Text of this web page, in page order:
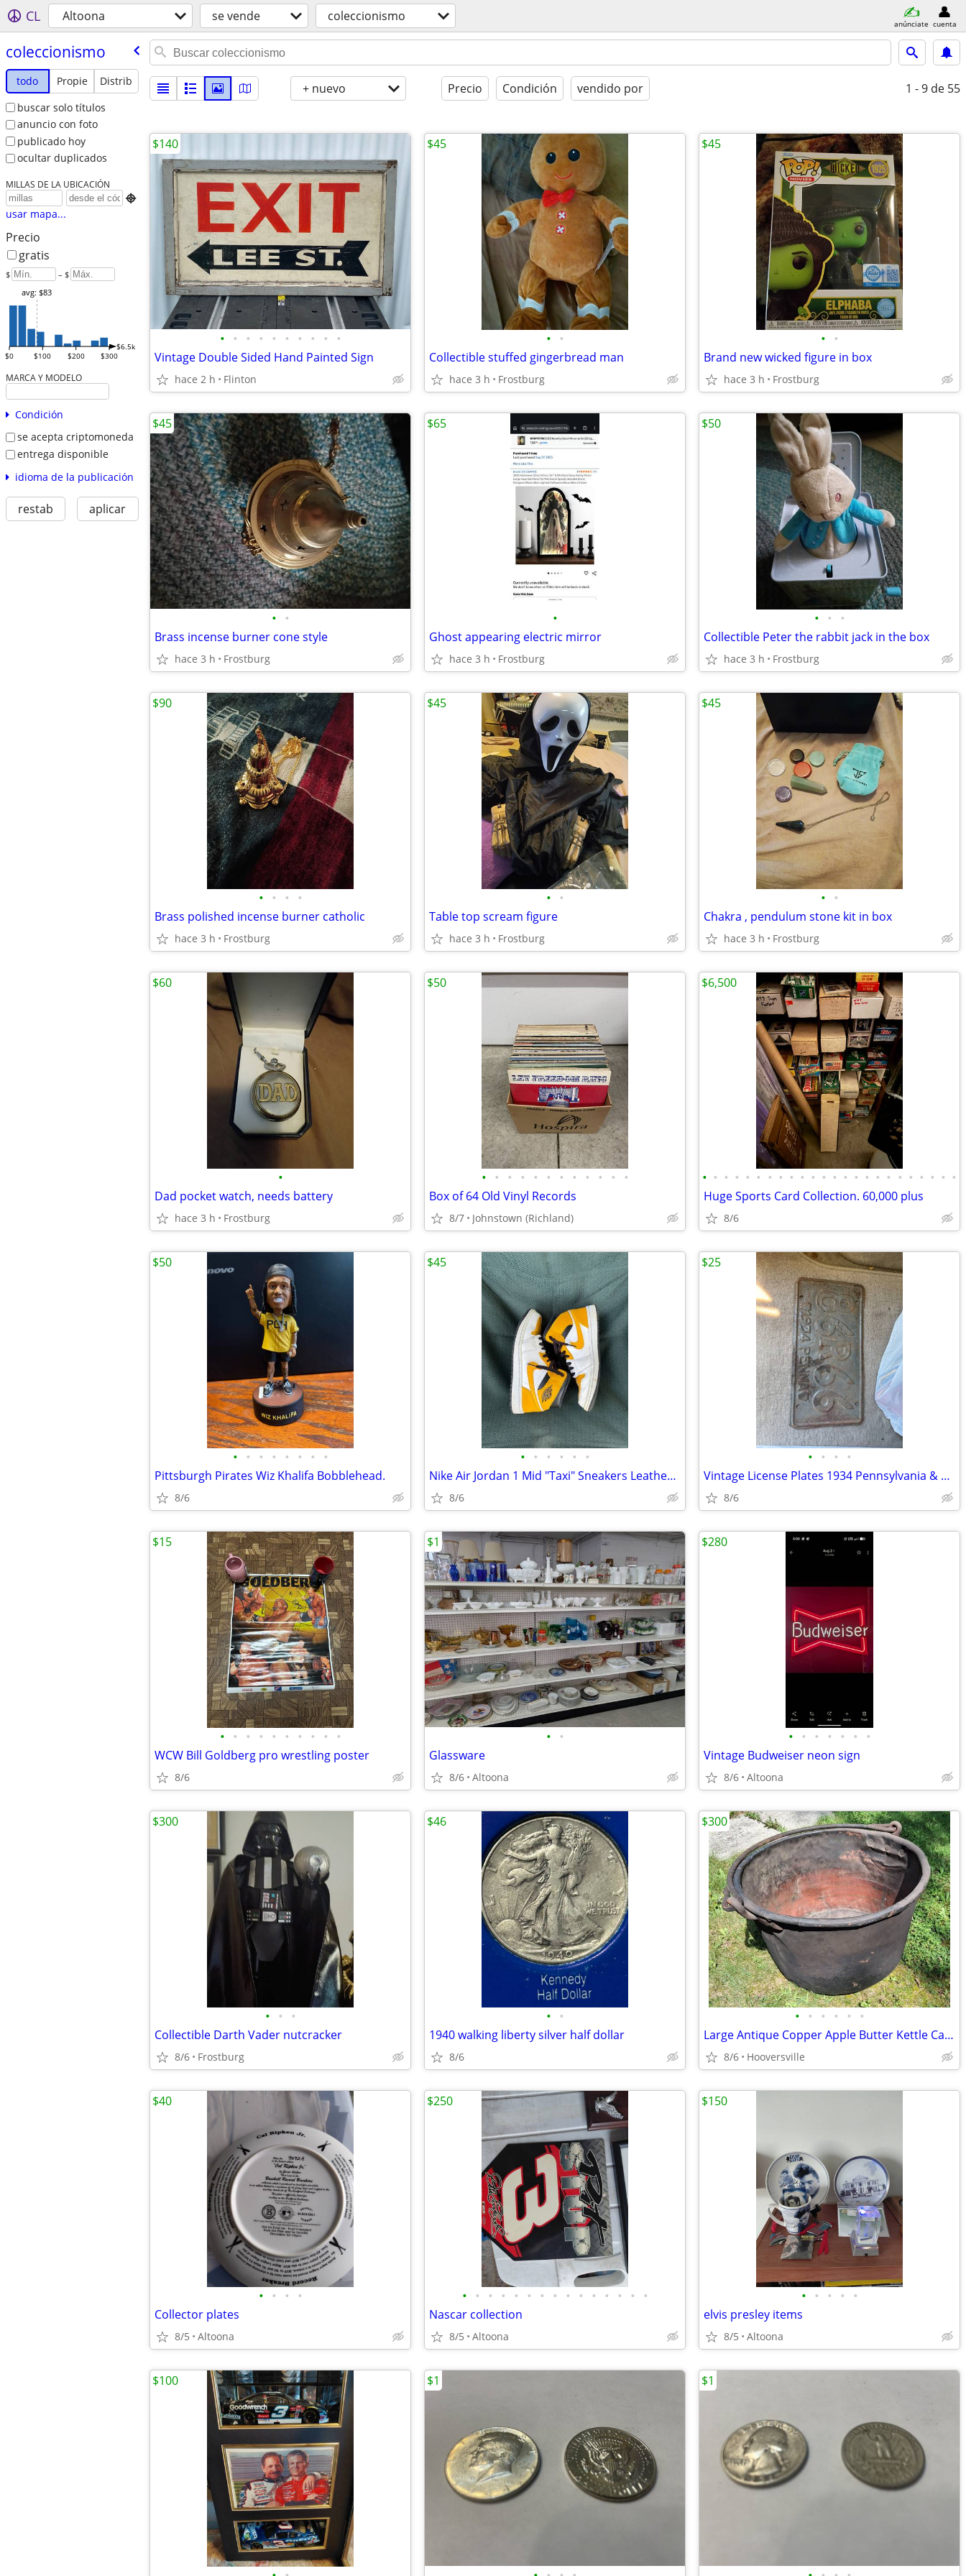
CL Altoona se vende coleccionismo anúnciate cuenta
coleccionismo
todo Propie
Distrib
buscar solo títulos
anuncio con foto
publicado hoy
ocultar duplicados
MILLAS DE LA UBICACIÓN

usar mapa...
Precio
gratis
$ – $
$0 $100 $200 $300
$6.5k
avg: $83
MARCA Y MODELO
Condición
se acepta criptomoneda
entrega disponible
idioma de la publicación
restab aplicar
+ nuevo Precio Condición vendido por 1 - 9 de 55
• • • • • • • • • •
Vintage Double Sided Hand Painted Sign
hace 2 h Flinton
$140
• •
Collectible stuffed gingerbread man
hace 3 h Frostburg
$45
• •
Brand new wicked figure in box
hace 3 h Frostburg
$45
• •
Brass incense burner cone style
hace 3 h Frostburg
$45
•
Ghost appearing electric mirror
hace 3 h Frostburg
$65
• • •
Collectible Peter the rabbit jack in the box
hace 3 h Frostburg
$50
• • • •
Brass polished incense burner catholic
hace 3 h Frostburg
$90
• •
Table top scream figure
hace 3 h Frostburg
$45
• •
Chakra , pendulum stone kit in box
hace 3 h Frostburg
$45
•
Dad pocket watch, needs battery
hace 3 h Frostburg
$60
• • • • • • • • • • • •
Box of 64 Old Vinyl Records
8/7 Johnstown (Richland)
$50
• • • • • • • • • • • • • • • • • • • • • • • •
Huge Sports Card Collection. 60,000 plus
8/6
$6,500
• • • • • • • •
Pittsburgh Pirates Wiz Khalifa Bobblehead.
8/6
$50
• • • • • •
Nike Air Jordan 1 Mid "Taxi" Sneakers Leather. Size 8 Mid Top. Collect
8/6
$45
• • • •
Vintage License Plates 1934 Pennsylvania & 1965 Florida
8/6
$25
• • • • • • • • • •
WCW Bill Goldberg pro wrestling poster
8/6
$15
• •
Glassware
8/6 Altoona
$1
• • • • • • •
Vintage Budweiser neon sign
8/6 Altoona
$280
• • •
Collectible Darth Vader nutcracker
8/6 Frostburg
$300
• •
1940 walking liberty silver half dollar
8/6
$46
• • • • • •
Large Antique Copper Apple Butter Kettle Cauldron
8/6 Hooversville
$300
• • • •
Collector plates
8/5 Altoona
$40
• • • • • • • • • • • • • • •
Nascar collection
8/5 Altoona
$250
• • • • •
elvis presley items
8/5 Altoona
$150
$100 $1 $1